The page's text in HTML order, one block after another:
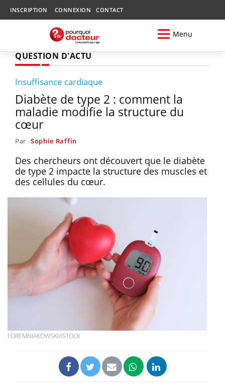
INSCRIPTION CONNEXION CONTACT
Menu
QUESTION D'ACTU
Insuffisance cardiaque
Diabète de type 2 : comment la
maladie modifie la structure du
cœur
Par Sophie Raffin
Des chercheurs ont découvert que le diabète
de type 2 impacte la structure des muscles et
des cellules du cœur.
FOREMNIAKOWSKI/ISTOCK